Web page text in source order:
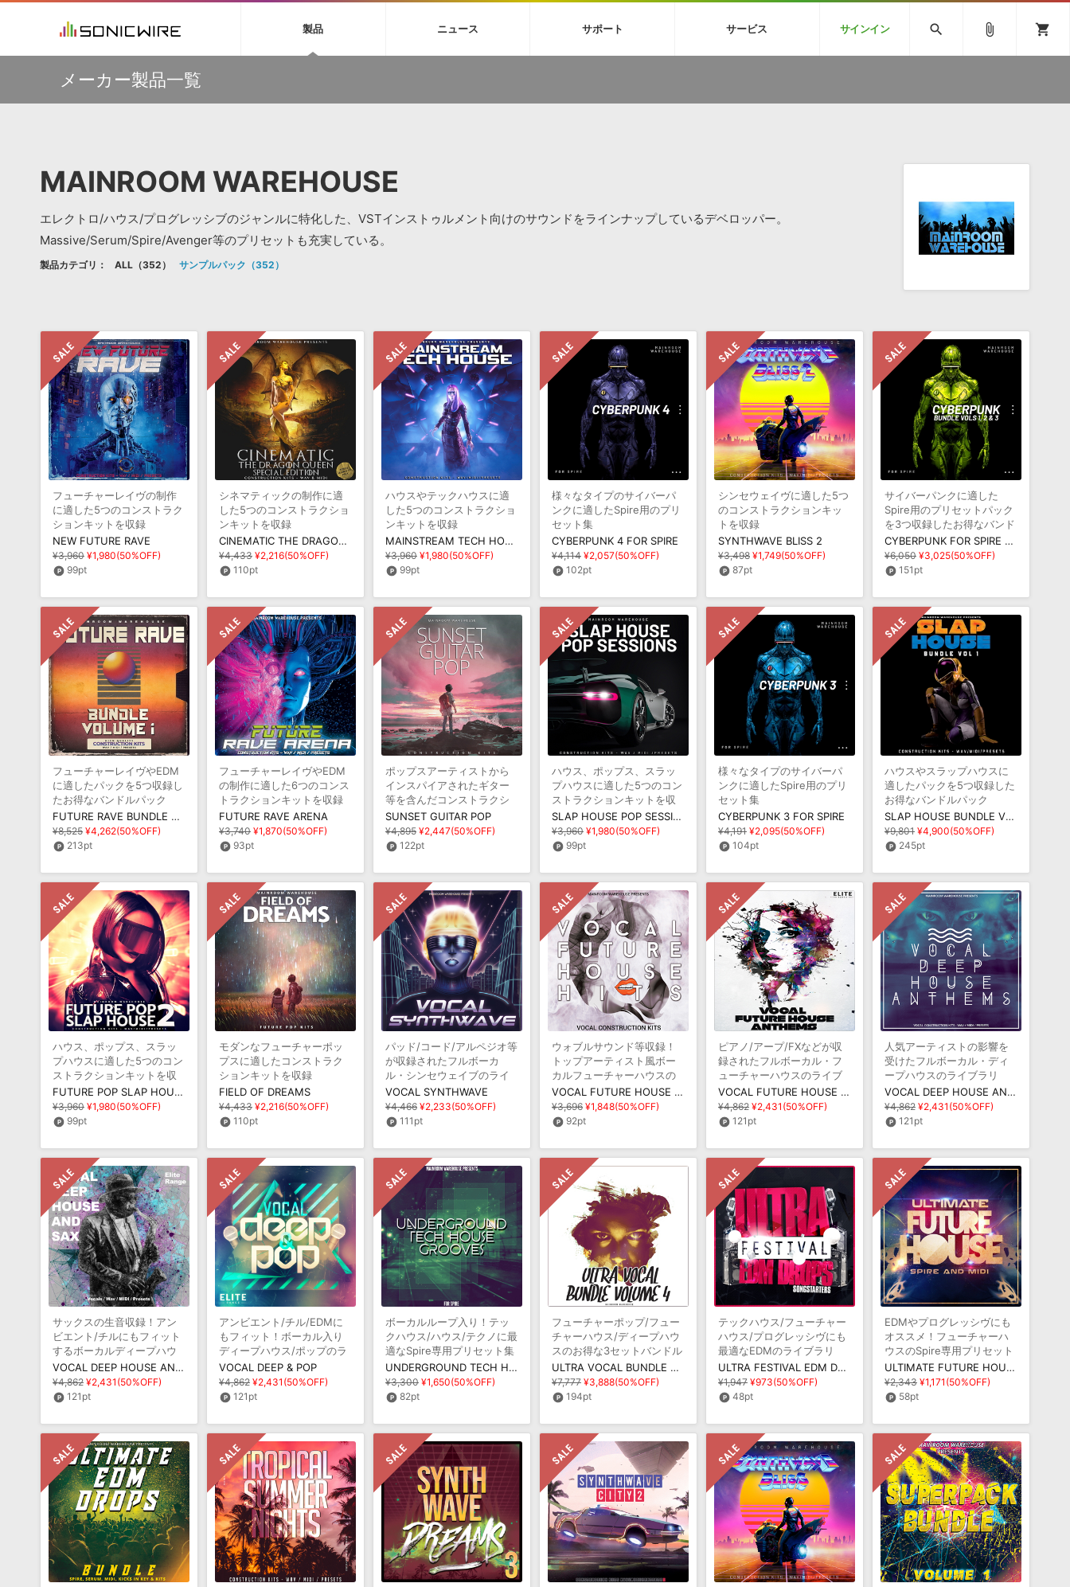
製品
製品一覧
ランキング
製品一覧
製品一覧
製品一覧
DAW »
FL Studio
SoundBridge
効果音 »
シングル効果音
ランキング
シングルBGM
ニュース
【50％OFF】Soundiron 期間限定セール！人気のクワイ
【AudioThing】古典的なラテン・サウンドを収録した
『LATIN PERCUSSION』が51％OFF！
ック音源 / エフェクト最大75%OFF！
特集一覧
サウンド・ライセンシング・サービス
オーディオ・プロセッシング・サービス
バックナンバー一覧
サポート
VOCALOID4 ENGINE製品サポート
DTM初心者ガイド
テクニカルサポート窓口
サービス
償ソフトウェア
型ボーカル・エディタ
APS
分離サービス
SLS
規制作・ライセンス提供
サインイン search
鏡音リン・レン V4X VOCALOID SPITFIRE AUDIO
ソフト音源 プラグイン・エフェクト サンプルパック ソフトウェア／ツール DAW 効果音 BGM
attach_file shopping_cart
メーカー製品一覧
MAINROOM WAREHOUSE
エレクトロ/ハウス/プログレッシブのジャンルに特化した、VSTインストゥルメント向けのサウンドをラインナップしているデベロッパー。
Massive/Serum/Spire/Avenger等のプリセットも充実している。
製品カテゴリ： ALL 352 サンプルパック 352
フューチャーレイヴの制作
に適した5つのコンストラク
ションキットを収録
NEW FUTURE RAVE
¥3,960 ¥1,980(50%OFF)
99pt
シネマティックの制作に適
した5つのコンストラクショ
ンキットを収録
CINEMATIC THE DRAGON QUEEN SPECIAL EDITION
¥4,433 ¥2,216(50%OFF)
110pt
ハウスやテックハウスに適
した5つのコンストラクショ
ンキットを収録
MAINSTREAM TECH HOUSE
¥3,960 ¥1,980(50%OFF)
99pt
様々なタイプのサイバーパ
ンクに適したSpire用のプリ
セット集
CYBERPUNK 4 FOR SPIRE
¥4,114 ¥2,057(50%OFF)
102pt
シンセウェイヴに適した5つ
のコンストラクションキッ
トを収録
SYNTHWAVE BLISS 2
¥3,498 ¥1,749(50%OFF)
87pt
サイバーパンクに適した
Spire用のプリセットパック
を3つ収録したお得なバンド
ルパック
CYBERPUNK FOR SPIRE BUNDLE
¥6,050 ¥3,025(50%OFF)
151pt
フューチャーレイヴやEDM
に適したパックを5つ収録し
たお得なバンドルパック
FUTURE RAVE BUNDLE VOLUME 1
¥8,525 ¥4,262(50%OFF)
213pt
フューチャーレイヴやEDM
の制作に適した6つのコンス
トラクションキットを収録
FUTURE RAVE ARENA
¥3,740 ¥1,870(50%OFF)
93pt
ポップスアーティストから
インスパイアされたギター
等を含んだコンストラクシ
ョンキットを収録
SUNSET GUITAR POP
¥4,895 ¥2,447(50%OFF)
122pt
ハウス、ポップス、スラッ
プハウスに適した5つのコン
ストラクションキットを収
録
SLAP HOUSE POP SESSIONS
¥3,960 ¥1,980(50%OFF)
99pt
様々なタイプのサイバーパ
ンクに適したSpire用のプリ
セット集
CYBERPUNK 3 FOR SPIRE
¥4,191 ¥2,095(50%OFF)
104pt
ハウスやスラップハウスに
適したパックを5つ収録した
お得なバンドルパック
SLAP HOUSE BUNDLE VOLUME 1
¥9,801 ¥4,900(50%OFF)
245pt
ハウス、ポップス、スラッ
プハウスに適した5つのコン
ストラクションキットを収
録
FUTURE POP SLAP HOUSE 2
¥3,960 ¥1,980(50%OFF)
99pt
モダンなフューチャーポッ
プスに適したコンストラク
ションキットを収録
FIELD OF DREAMS
¥4,433 ¥2,216(50%OFF)
110pt
パッド/コード/アルペジオ等
が収録されたフルボーカ
ル・シンセウェイブのライ
ブラリ
VOCAL SYNTHWAVE
¥4,466 ¥2,233(50%OFF)
111pt
ウォブルサウンド等収録！
トップアーティスト風ボー
カルフューチャーハウスの
ライブラリ
VOCAL FUTURE HOUSE HITS
¥3,696 ¥1,848(50%OFF)
92pt
ピアノ/アープ/FXなどが収
録されたフルボーカル・フ
ューチャーハウスのライブ
ラリ
VOCAL FUTURE HOUSE ANTHEMS
¥4,862 ¥2,431(50%OFF)
121pt
人気アーティストの影響を
受けたフルボーカル・ディ
ープハウスのライブラリ
VOCAL DEEP HOUSE ANTHEMS
¥4,862 ¥2,431(50%OFF)
121pt
サックスの生音収録！アン
ビエント/チルにもフィット
するボーカルディープハウ
スのライブラリ
VOCAL DEEP HOUSE AND SAX
¥4,862 ¥2,431(50%OFF)
121pt
アンビエント/チル/EDMに
もフィット！ボーカル入り
ディープハウス/ポップのラ
イブラリ
VOCAL DEEP & POP
¥4,862 ¥2,431(50%OFF)
121pt
ボーカルループ入り！テッ
クハウス/ハウス/テクノに最
適なSpire専用プリセット集
UNDERGROUND TECH HOUSE GROOVES
¥3,300 ¥1,650(50%OFF)
82pt
フューチャーポップ/フュー
チャーハウス/ディープハウ
スのお得な3セットバンドル
版
ULTRA VOCAL BUNDLE VOLUME 4
¥7,777 ¥3,888(50%OFF)
194pt
テックハウス/フューチャー
ハウス/プログレッシヴにも
最適なEDMのライブラリ
ULTRA FESTIVAL EDM DROPS SONGSTARTERS
¥1,947 ¥973(50%OFF)
48pt
EDMやプログレッシヴにも
オススメ！フューチャーハ
ウスのSpire専用プリセット
集
ULTIMATE FUTURE HOUSE SPIRE & MIDI
¥2,343 ¥1,171(50%OFF)
58pt